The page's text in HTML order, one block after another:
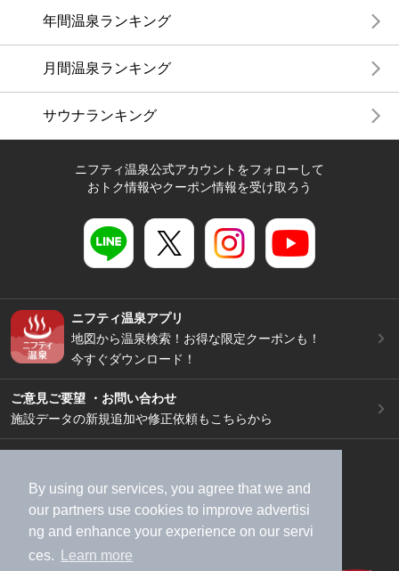
By using our services, you agree that we and
our partners use cookies to improve advertisi
ng and enhance your experience on our servi
ces.
Learn more
年間温泉ランキング
月間温泉ランキング
サウナランキング
ニフティ温泉公式アカウントをフォローして
おトク情報やクーポン情報を受け取ろう
ニフティ温泉アプリ
地図から温泉検索！お得な限定クーポンも！
今すぐダウンロード！
ご意見ご要望 ・お問い合わせ
施設データの新規追加や修正依頼もこちらから
加盟店募集（資料請求）
広告出稿のご案内
利用規約
ライフスタイルMEMBERS+規約
特定商取引法に基づく表記
ヘルプ
採用情報
運営会社